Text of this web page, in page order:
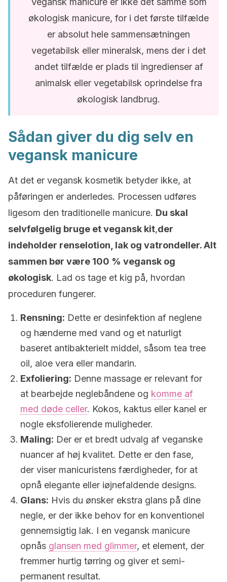
økologisk manicure, for i det første tilfælde
er absolut hele sammensætningen
vegetabilsk eller mineralsk, mens der i det
andet tilfælde er plads til ingredienser af
animalsk eller vegetabilsk oprindelse fra
økologisk landbrug.
Sådan giver du dig selv en
vegansk manicure
At det er vegansk kosmetik betyder ikke, at
påføringen er anderledes. Processen udføres
ligesom den traditionelle manicure. Du skal
selvfølgelig bruge et vegansk kit,der
indeholder renselotion, lak og vatrondeller. Alt
sammen bør være 100 % vegansk og
økologisk. Lad os tage et kig på, hvordan
proceduren fungerer.
Rensning: Dette er desinfektion af neglene
og hænderne med vand og et naturligt
baseret antibakterielt middel, såsom tea tree
oil, aloe vera eller mandarin.
Exfoliering: Denne massage er relevant for
at bearbejde neglebåndene og komme af
med døde celler. Kokos, kaktus eller kanel er
nogle eksfolierende muligheder.
Maling: Der er et bredt udvalg af veganske
nuancer af høj kvalitet. Dette er den fase,
der viser manicuristens færdigheder, for at
opnå elegante eller iøjnefaldende designs.
Glans: Hvis du ønsker ekstra glans på dine
negle, er der ikke behov for en konventionel
gennemsigtig lak. I en vegansk manicure
opnås glansen med glimmer, et element, der
fremmer hurtig tørring og giver et semi-
permanent resultat.